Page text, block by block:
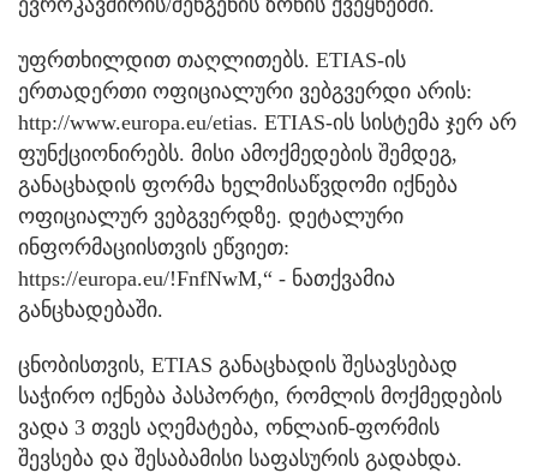
ევროკავშირის/შენგენის ზონის ქვეყნებში.
უფრთხილდით თაღლითებს. ETIAS-ის
ერთადერთი ოფიციალური ვებგვერდი არის:
http://www.europa.eu/etias. ETIAS-ის სისტემა ჯერ არ
ფუნქციონირებს. მისი ამოქმედების შემდეგ,
განაცხადის ფორმა ხელმისაწვდომი იქნება
ოფიციალურ ვებგვერდზე. დეტალური
ინფორმაციისთვის ეწვიეთ:
https://europa.eu/!FnfNwM,“ - ნათქვამია
განცხადებაში.
ცნობისთვის, ETIAS განაცხადის შესავსებად
საჭირო იქნება პასპორტი, რომლის მოქმედების
ვადა 3 თვეს აღემატება, ონლაინ-ფორმის
შევსება და შესაბამისი საფასურის გადახდა.